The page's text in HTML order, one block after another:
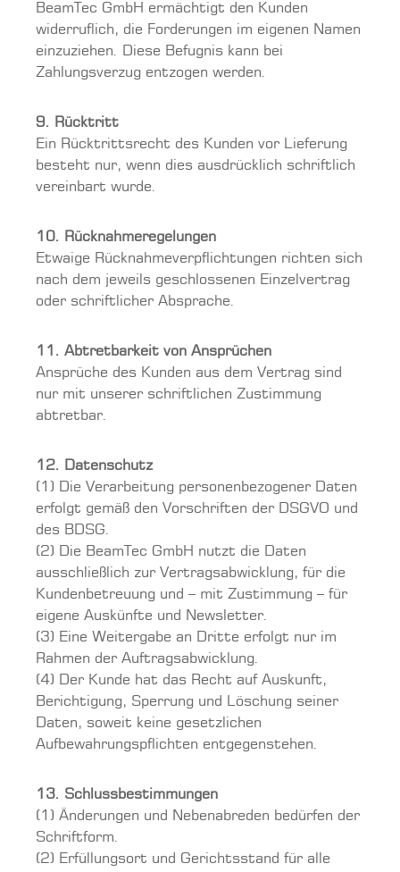
BeamTec GmbH ermächtigt den Kunden
widerruflich, die Forderungen im eigenen Namen
einzuziehen. Diese Befugnis kann bei
Zahlungsverzug entzogen werden.
9. Rücktritt
Ein Rücktrittsrecht des Kunden vor Lieferung
besteht nur, wenn dies ausdrücklich schriftlich
vereinbart wurde.
10. Rücknahmeregelungen
Etwaige Rücknahmeverpflichtungen richten sich
nach dem jeweils geschlossenen Einzelvertrag
oder schriftlicher Absprache.
11. Abtretbarkeit von Ansprüchen
Ansprüche des Kunden aus dem Vertrag sind
nur mit unserer schriftlichen Zustimmung
abtretbar.
12. Datenschutz
(1) Die Verarbeitung personenbezogener Daten
erfolgt gemäß den Vorschriften der DSGVO und
des BDSG.
(2) Die BeamTec GmbH nutzt die Daten
ausschließlich zur Vertragsabwicklung, für die
Kundenbetreuung und – mit Zustimmung – für
eigene Auskünfte und Newsletter.
(3) Eine Weitergabe an Dritte erfolgt nur im
Rahmen der Auftragsabwicklung.
(4) Der Kunde hat das Recht auf Auskunft,
Berichtigung, Sperrung und Löschung seiner
Daten, soweit keine gesetzlichen
Aufbewahrungspflichten entgegenstehen.
13. Schlussbestimmungen
(1) Änderungen und Nebenabreden bedürfen der
Schriftform.
(2) Erfüllungsort und Gerichtsstand für alle